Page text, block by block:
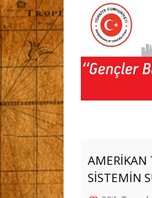
AMERİKAN
SİSTEMİN